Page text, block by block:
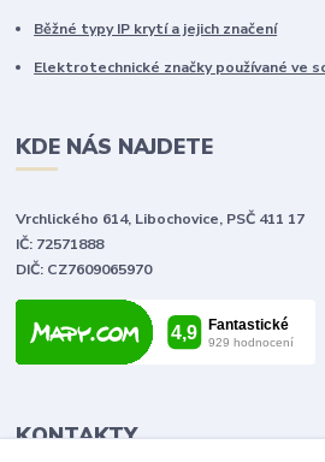
Běžné typy IP krytí a jejich značení
Elektrotechnické značky používané ve
KDE NÁS NAJDETE
Vrchlického 614, Libochovice, PSČ 411 17
IČ: 72571888
DIČ: CZ7609065970
KONTAKTY